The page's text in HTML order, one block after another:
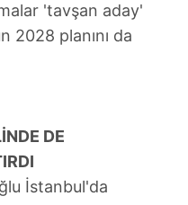
Çerez Bilgilendirme
Kanunu uyarınca
'tavşan aday'
2028 planını da
DE
İstanbul'da